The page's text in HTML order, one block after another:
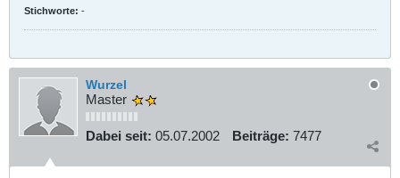
Stichworte: -
Wurzel
Master
Dabei seit: 05.07.2002 Beiträge: 7477